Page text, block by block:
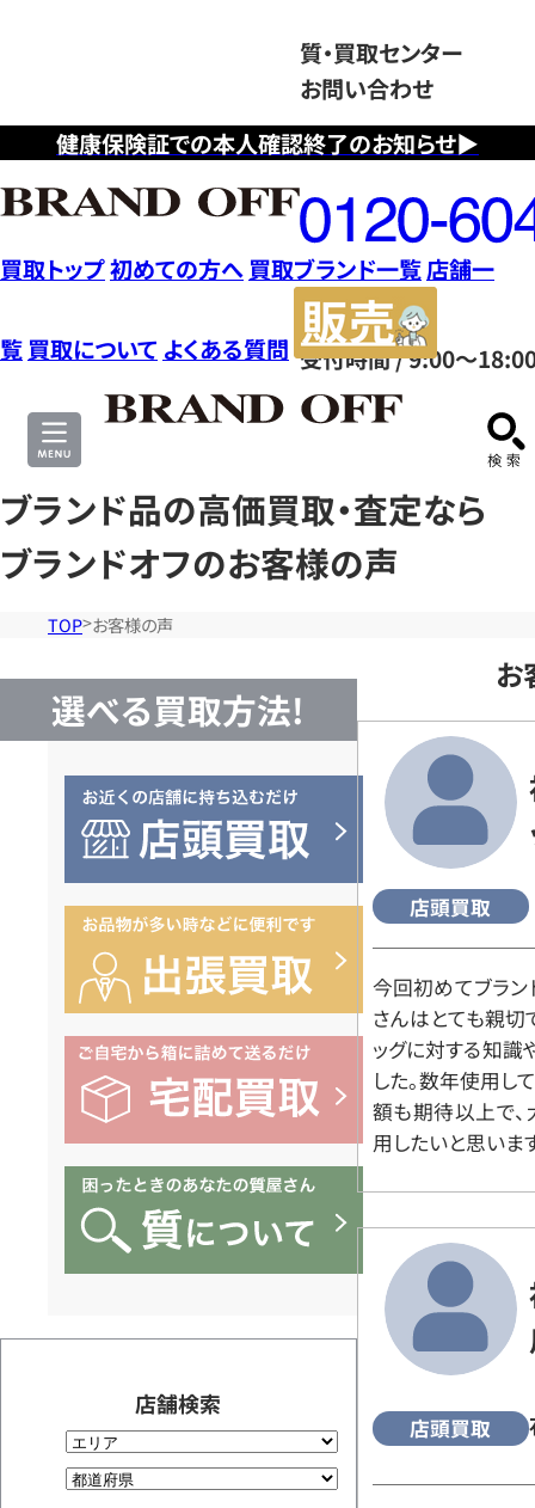
健康保険証での本人確認終了のお知らせ▶
質・買取センター
お問い合わせ
フ
リ
ー
ダ
イ
ヤ
ル
0120604117
受付時間 / 9:00～
買取トップ初めての方へ 買取ブランド一覧店舗一
覧 買取について よくある質問
サ
ブランド品の高価買取・査定なら
ブランドオフのお客様の声
TOP お客様の声
選べる買取方法!
店舗検索
お
店頭買取
今回初めてブラン
さんはとても親切
ッグに対する知識
した。数年使用し
額も期待以上で、
用したいと思いま
店頭買取